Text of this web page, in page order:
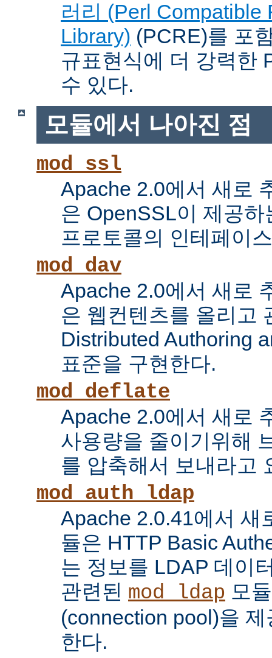
러리 (Perl Compatible
Library) (PCRE)를 포
규표현식에 더 강력한
수 있다.
모듈에서 나아진 점
mod_ssl
Apache 2.0에서 새로
은 OpenSSL이 제공
프로토콜의 인테페이
mod_dav
Apache 2.0에서 새로
은 웹컨텐츠를 올리고
Distributed Authoring
표준을 구현한다.
mod_deflate
Apache 2.0에서 새로
사용량을 줄이기위해
를 압축해서 보내라고
mod_auth_ldap
Apache 2.0.41에서 새
듈은 HTTP Basic
는 정보를 LDAP 데이
관련된 mod_ldap 모
(connection pool)을
한다.